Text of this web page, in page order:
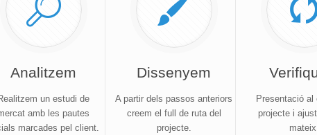
Analitzem
un estudi de
amb les pautes
marcades pel client.
Dissenyem
A partir dels passos anteriors
creem el full de ruta del
projecte.
Presentació al
projecte i